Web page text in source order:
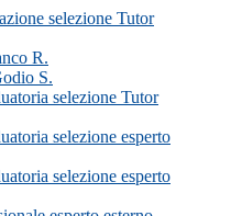
selezione Tutor
R.
S.
selezione Tutor
selezione esperto
selezione esperto